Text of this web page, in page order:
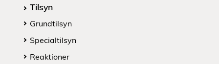
Tilsyn
Grundtilsyn
Specialtilsyn
Reaktioner